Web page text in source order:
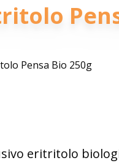
eritritolo